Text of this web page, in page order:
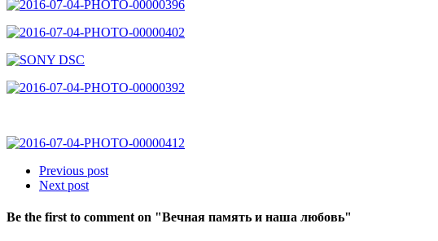
Previous post
Next post
Be the first to comment on "Вечная память и наша любовь"